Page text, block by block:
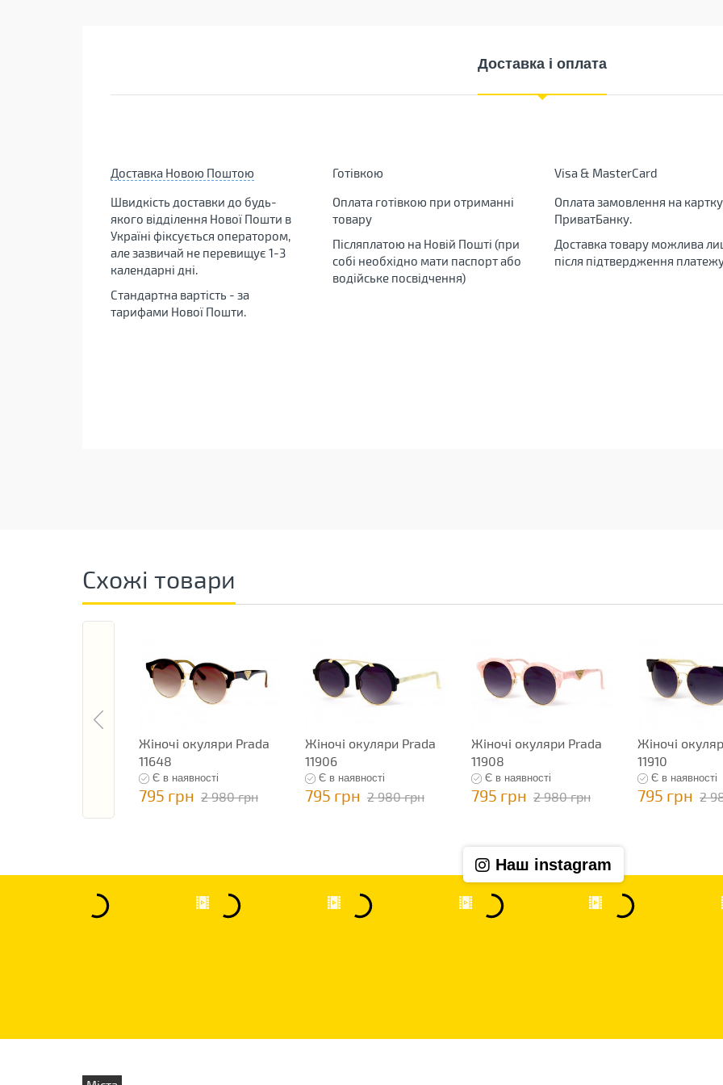
Доставка і оплата
Доставка Новою Поштою
Швидкість доставки до будь-
якого відділення Нової Пошти в
Україні фіксується оператором,
але зазвичай не перевищує 1-3
календарні дні.
Стандартна вартість - за
тарифами Нової Пошти.
Готівкою
Оплата готівкою при отриманні
товару
Післяплатою на Новій Пошті (при
собі необхідно мати паспорт або
водійське посвідчення)
Visa & MasterCard
Оплата замовлення на картку
ПриватБанку.
Доставка товару можлива
після підтвердження
Схожі товари
Жіночі окуляри Prada
11648
Є в наявності
795 грн 2 980 грн
Жіночі окуляри Prada
11906
Є в наявності
795 грн 2 980 грн
Жіночі окуляри Prada
11908
Є в наявності
795 грн 2 980 грн
Жіночі
11910
Є в наявності
795 грн 2
Наш instagram